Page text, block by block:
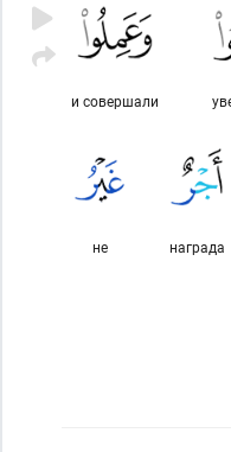
и совершали
награда
не